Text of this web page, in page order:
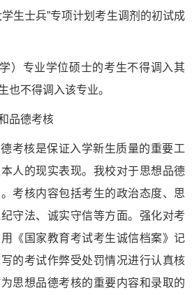
生士兵”专项计划考生调剂的初试成
）专业学位硕士的考生不得调入其
也不得调入该专业。
品德考核
考核是保证入学新生质量的重要工
人的现实表现。我校对于思想品德
考核内容包括考生的政治态度、思
守法、诚实守信等方面。强化对考
《国家教育考试考生诚信档案》记
的考试作弊受处罚情况进行认真核
思想品德考核的重要内容和录取的